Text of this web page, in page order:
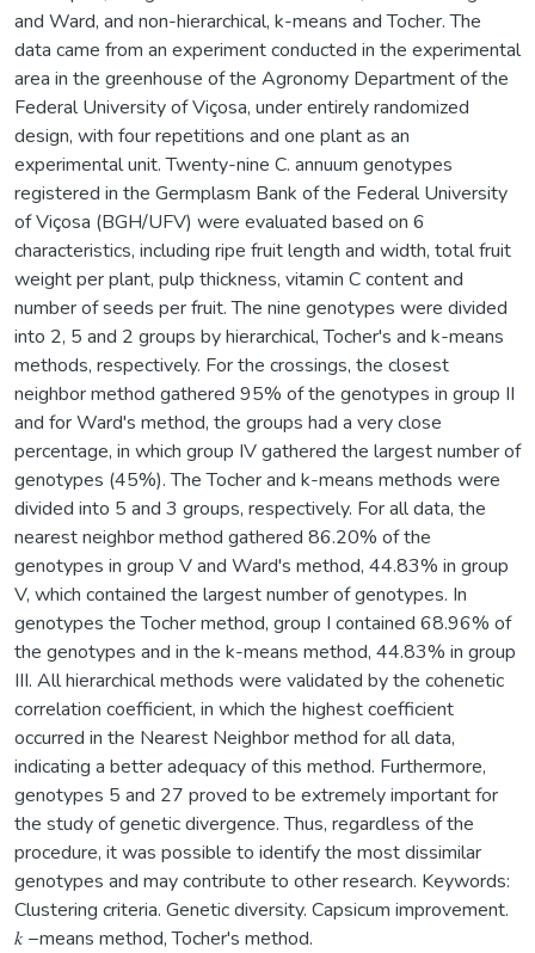
and Ward, and non-hierarchical, k-means and Tocher. The
data came from an experiment conducted in the experimental
area in the greenhouse of the Agronomy Department of the
Federal University of Viçosa, under entirely randomized
design, with four repetitions and one plant as an
experimental unit. Twenty-nine C. annuum genotypes
registered in the Germplasm Bank of the Federal University
of Viçosa (BGH/UFV) were evaluated based on 6
characteristics, including ripe fruit length and width, total fruit
weight per plant, pulp thickness, vitamin C content and
number of seeds per fruit. The nine genotypes were divided
into 2, 5 and 2 groups by hierarchical, Tocher's and k-means
methods, respectively. For the crossings, the closest
neighbor method gathered 95% of the genotypes in group II
and for Ward's method, the groups had a very close
percentage, in which group IV gathered the largest number of
genotypes (45%). The Tocher and k-means methods were
divided into 5 and 3 groups, respectively. For all data, the
nearest neighbor method gathered 86.20% of the
genotypes in group V and Ward's method, 44.83% in group
V, which contained the largest number of genotypes. In
genotypes the Tocher method, group I contained 68.96% of
the genotypes and in the k-means method, 44.83% in group
III. All hierarchical methods were validated by the cohenetic
correlation coefficient, in which the highest coefficient
occurred in the Nearest Neighbor method for all data,
indicating a better adequacy of this method. Furthermore,
genotypes 5 and 27 proved to be extremely important for
the study of genetic divergence. Thus, regardless of the
procedure, it was possible to identify the most dissimilar
genotypes and may contribute to other research. Keywords:
Clustering criteria. Genetic diversity. Capsicum improvement.
𝑘 −means method, Tocher's method.